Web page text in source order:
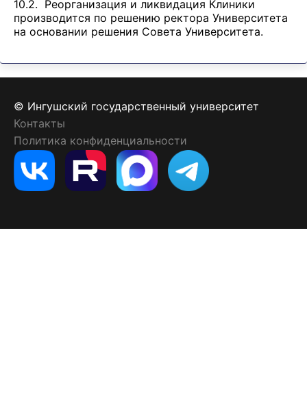
10.2. Реорганизация и ликвидация Клиники
производится по решению ректора Университета
на основании решения Совета Университета.
© Ингушский государственный университет
Контакты
Политика конфиденциальности